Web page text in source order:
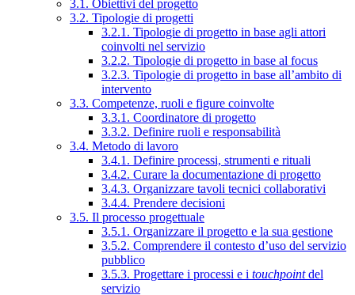
3.1. Obiettivi del progetto
3.2. Tipologie di progetti
3.2.1. Tipologie di progetto in base agli attori
coinvolti nel servizio
3.2.2. Tipologie di progetto in base al focus
3.2.3. Tipologie di progetto in base all’ambito di
intervento
3.3. Competenze, ruoli e figure coinvolte
3.3.1. Coordinatore di progetto
3.3.2. Definire ruoli e responsabilità
3.4. Metodo di lavoro
3.4.1. Definire processi, strumenti e rituali
3.4.2. Curare la documentazione di progetto
3.4.3. Organizzare tavoli tecnici collaborativi
3.4.4. Prendere decisioni
3.5. Il processo progettuale
3.5.1. Organizzare il progetto e la sua gestione
3.5.2. Comprendere il contesto d’uso del servizio
pubblico
3.5.3. Progettare i processi e i touchpointdel
servizio